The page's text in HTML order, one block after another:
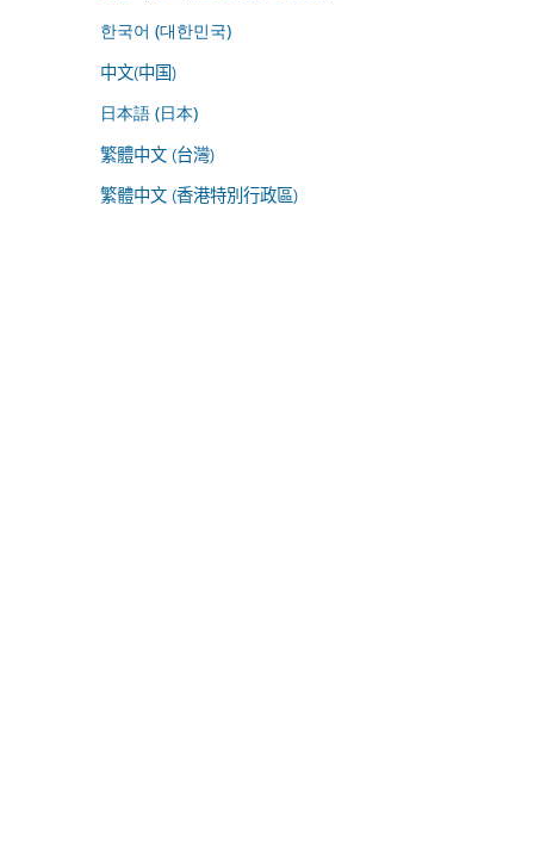
한국어 (대한민국)
中文(中国)
日本語 (日本)
繁體中文 (台灣)
繁體中文 (香港特別行政區)